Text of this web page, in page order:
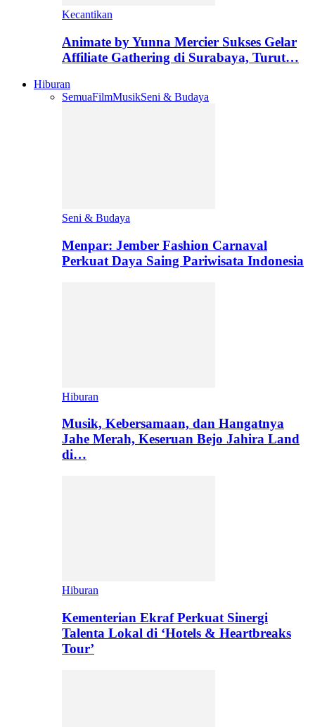
Kecantikan
Animate by Yunna Mercier Sukses Gelar
Affiliate Gathering di Surabaya, Turut…
Hiburan
SemuaFilmMusikSeni & Budaya
Seni & Budaya
Menpar: Jember Fashion Carnaval
Perkuat Daya Saing Pariwisata Indonesia
Hiburan
Musik, Kebersamaan, dan Hangatnya
Jahe Merah, Keseruan Bejo Jahira Land
di…
Hiburan
Kementerian Ekraf Perkuat Sinergi
Talenta Lokal di ‘Hotels & Heartbreaks
Tour’